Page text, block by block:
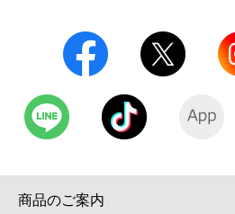
商品のご案内